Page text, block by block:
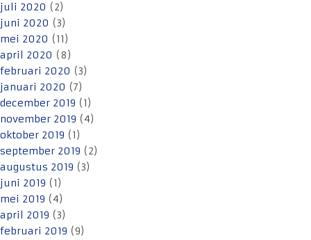
juli 2020 (2)
juni 2020 (3)
mei 2020 (11)
april 2020 (8)
februari 2020 (3)
januari 2020 (7)
december 2019 (1)
november 2019 (4)
oktober 2019 (1)
september 2019 (2)
augustus 2019 (3)
juni 2019 (1)
mei 2019 (4)
april 2019 (3)
februari 2019 (9)